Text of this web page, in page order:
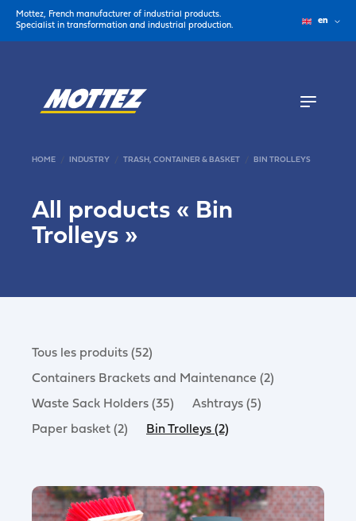
Mottez, French manufacturer of industrial products.
Specialist in transformation and industrial production.
en
HOME INDUSTRY TRASH, CONTAINER & BASKET BIN TROLLEYS
All products « Bin
Trolleys »
Tous les produits (52)
Containers Brackets and Maintenance (2)
Waste Sack Holders (35)
Ashtrays (5)
Paper basket (2)
Bin Trolleys (2)